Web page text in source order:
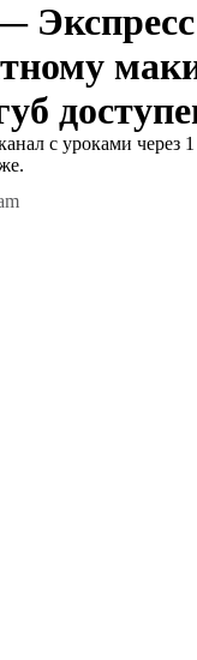
с уроками через 1